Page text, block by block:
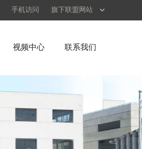
手机访问
视频中心 联系我们